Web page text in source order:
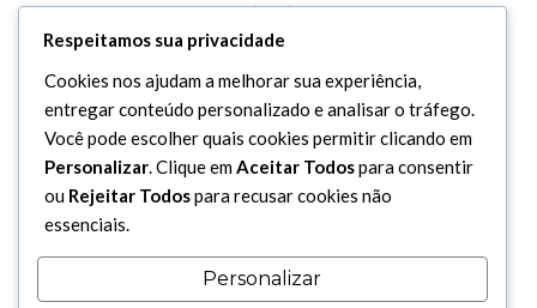
vos conteis entre os que (Lhe) atribuem parceiros.
Que dividiram a sua religião e formaram seitas, em
que cada partido exulta no dogma que lhe é
intrínseco”. (C.30 – V.31 e 32)
E diz ainda:
“Não és responsável por aqueles que dividem a sua
religião e formam seitas, porque sua questão
quanto houverem feito”. (C.6 – V.159)
Respeitamos sua privacidade
Cookies nos ajudam a melhorar sua experiência,
entregar conteúdo personalizado e analisar o tráfego.
Você pode escolher quais cookies permitir clicando em
Personalizar. Clique emAceitar Todospara consentir
ou Rejeitar Todospara recusar cookies não
essenciais.
Personalizar